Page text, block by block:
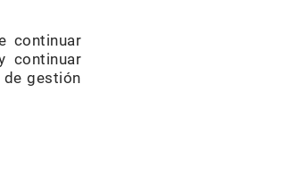
continuar
continuar
gestión